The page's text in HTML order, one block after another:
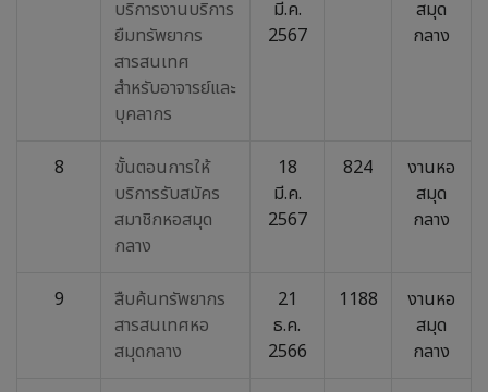
บริการงานบริการ
ยืมทรัพยากร
สารสนเทศ
สำหรับอาจารย์และ
บุคลากร
มี.ค.
2567
สมุด
กลาง
8
ขั้นตอนการให้
บริการรับสมัคร
สมาชิกหอสมุด
กลาง
18
มี.ค.
2567
824
งานหอ
สมุด
กลาง
9
สืบค้นทรัพยากร
สารสนเทศหอ
สมุดกลาง
21
ธ.ค.
2566
1188
งานหอ
สมุด
กลาง